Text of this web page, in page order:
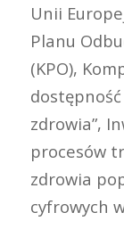
Unii
Planu
(KPO),
zdrowia”,
procesów
zdrowia
cyfrowych